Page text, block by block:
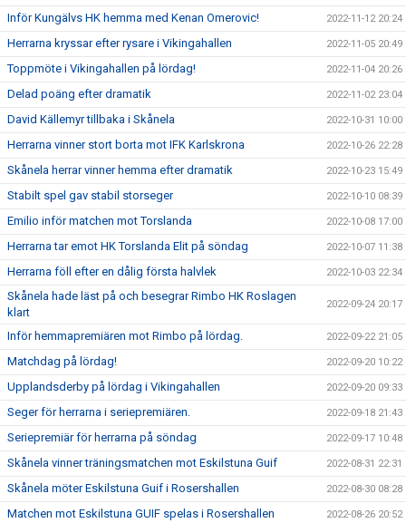
Inför Kungälvs HK hemma med Kenan Omerovic! 2022-11-12 20:24
Herrarna kryssar efter rysare i Vikingahallen 2022-11-05 20:49
Toppmöte i Vikingahallen på lördag! 2022-11-04 20:26
Delad poäng efter dramatik 2022-11-02 23:04
David Källemyr tillbaka i Skånela 2022-10-31 10:00
Herrarna vinner stort borta mot IFK Karlskrona 2022-10-26 22:28
Skånela herrar vinner hemma efter dramatik 2022-10-23 15:49
Stabilt spel gav stabil storseger 2022-10-10 08:39
Emilio inför matchen mot Torslanda 2022-10-08 17:00
Herrarna tar emot HK Torslanda Elit på söndag 2022-10-07 11:38
Herrarna föll efter en dålig första halvlek 2022-10-03 22:34
Skånela hade läst på och besegrar Rimbo HK Roslagen
klart
2022-09-24 20:17
Inför hemmapremiären mot Rimbo på lördag. 2022-09-22 21:05
Matchdag på lördag! 2022-09-20 10:22
Upplandsderby på lördag i Vikingahallen 2022-09-20 09:33
Seger för herrarna i seriepremiären. 2022-09-18 21:43
Seriepremiär för herrarna på söndag 2022-09-17 10:48
Skånela vinner träningsmatchen mot Eskilstuna Guif 2022-08-31 22:31
Skånela möter Eskilstuna Guif i Rosershallen 2022-08-30 08:28
Matchen mot Eskilstuna GUIF spelas i Rosershallen 2022-08-26 20:52